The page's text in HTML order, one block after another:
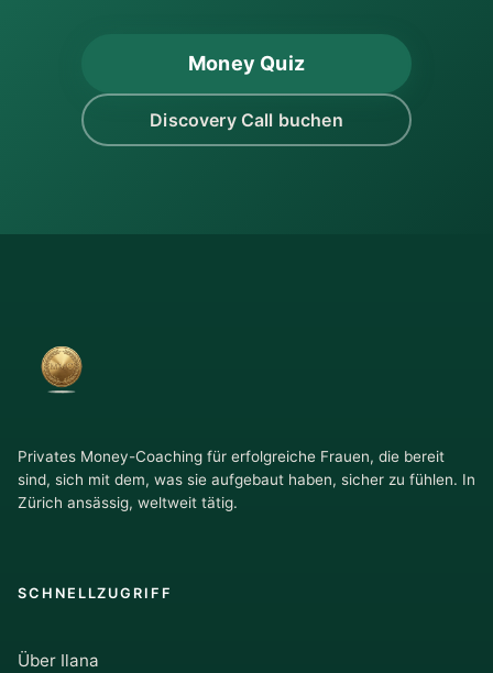
Money Quiz
Discovery Call buchen
Privates Money-Coaching für erfolgreiche Frauen, die bereit
sind, sich mit dem, was sie aufgebaut haben, sicher zu fühlen. In
Zürich ansässig, weltweit tätig.
SCHNELLZUGRIFF
Über Ilana